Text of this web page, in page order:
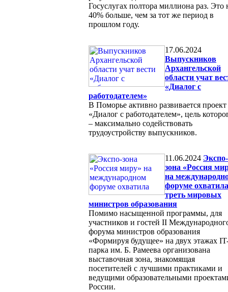
Госуслугах полтора миллиона раз. Это
40% больше, чем за тот же период в
прошлом году.
17.06.2024
Выпускников
Архангельской
области учат
«Диалог с
работодателем»
В Поморье активно развивается проект
«Диалог с работодателем», цель
– максимально содействовать
трудоустройству выпускников.
11.06.2024 Экспо-
зона «Россия
на
форуме охватила
треть мировых
министров образования
Помимо насыщенной программы, для
участников и гостей II
форума министров образования
«Формируя будущее» на двух этажах
парка им. Б. Рамеева организована
выставочная зона, знакомящая
посетителей с лучшими практиками и
ведущими образовательными
России.